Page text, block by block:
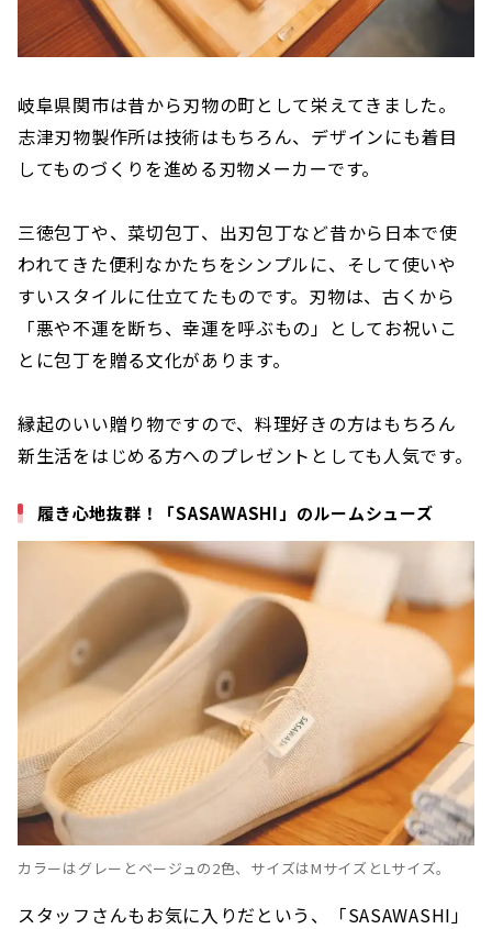
岐阜県関市は昔から刃物の町として栄えてきました。
志津刃物製作所は技術はもちろん、デザインにも着目
してものづくりを進める刃物メーカーです。
三徳包丁や、菜切包丁、出刃包丁など昔から日本で使
われてきた便利なかたちをシンプルに、そして使いや
すいスタイルに仕立てたものです。刃物は、古くから
「悪や不運を断ち、幸運を呼ぶもの」としてお祝いこ
とに包丁を贈る文化があります。
縁起のいい贈り物ですので、料理好きの方はもちろん
新生活をはじめる方へのプレゼントとしても人気です。
履き心地抜群！「SASAWASHI」のルームシューズ
カラーはグレーとベージュの2色、サイズはMサイズとLサイズ。
スタッフさんもお気に入りだという、「SASAWASHI」